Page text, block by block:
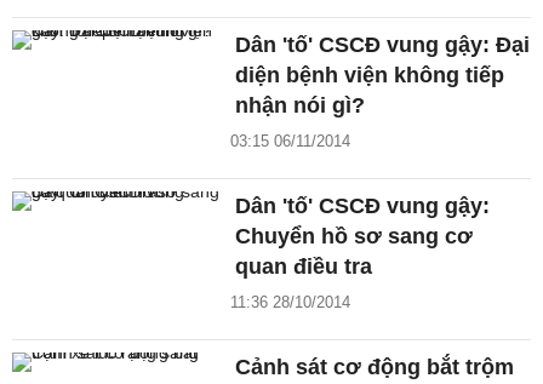
Dân 'tố' CSCĐ vung gậy: Đại
diện bệnh viện không tiếp
nhận nói gì?
03:15 06/11/2014
Dân 'tố' CSCĐ vung gậy:
Chuyển hồ sơ sang cơ
quan điều tra
11:36 28/10/2014
Cảnh sát cơ động bắt trộm